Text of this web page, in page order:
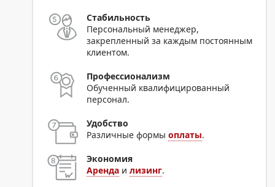
Стабильность
Персональный менеджер,
закрепленный за каждым постоянным
клиентом.
Профессионализм
Обученный квалифицированный
персонал.
Удобство
Различные формыоплаты.
Экономия
Аренда илизинг.